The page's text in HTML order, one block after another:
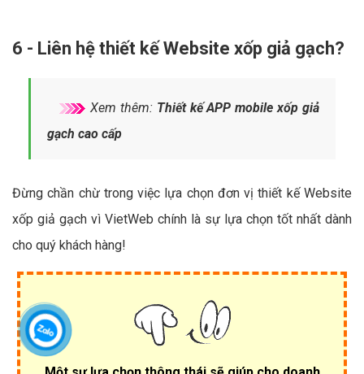
6 - Liên hệ thiết kế Website xốp giả gạch?
Xem thêm: Thiết kế APP mobile xốp giả
gạch cao cấp
Đừng chần chừ trong việc lựa chọn đơn vị thiết kế Website
xốp giả gạch vì VietWeb chính là sự lựa chọn tốt nhất dành
cho quý khách hàng!